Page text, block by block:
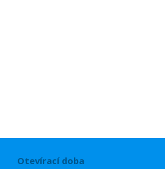
Otevírací doba